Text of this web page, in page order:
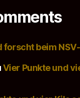
forscht beim
Vier Punkte und